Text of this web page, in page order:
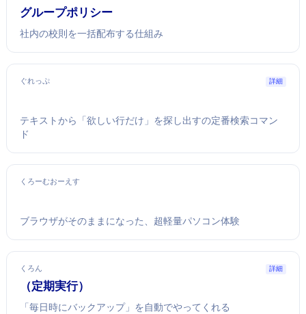
グループポリシー
社内PCの校則を一括配布する仕組み
ぐれっぷ 詳細
テキストから「欲しい行だけ」を探し出すLinuxの定番検索コマン
ド
くろーむおーえす
ブラウザがそのままOSになった、超軽量パソコン体験
くろん 詳細
cron（定期実行）
「毎日3時にバックアップ」を自動でやってくれる